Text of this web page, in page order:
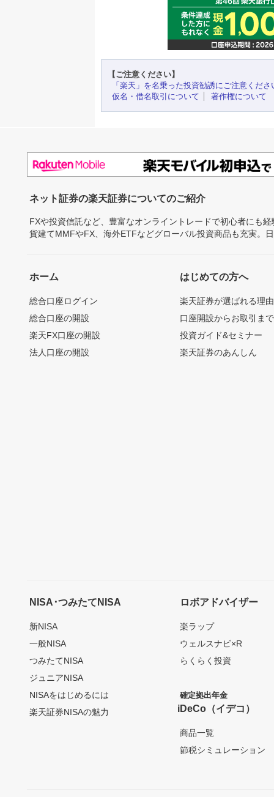
【ご注意ください】
「楽天」を名乗った投資勧誘にご注意くださ
仮名・借名取引について
著作権について
ネット証券の楽天証券についてのご紹介
FXや投資信託など、豊富なオンライントレードで初心者にも
貨建てMMFやFX、海外ETFなどグローバル投資商品も充実。
ホーム
総合口座ログイン
総合口座の開設
楽天FX口座の開設
法人口座の開設
はじめての方へ
楽天証券が選ばれる理由
口座開設からお取引ま
投資ガイド&セミナー
楽天証券のあんしん
NISA･つみたてNISA
新NISA
一般NISA
つみたてNISA
ジュニアNISA
NISAをはじめるには
楽天証券NISAの魅力
ロボアドバイザー
楽ラップ
ウェルスナビ×R
らくらく投資
確定拠出年金
iDeCo（イデコ）
商品一覧
節税シミュレーション